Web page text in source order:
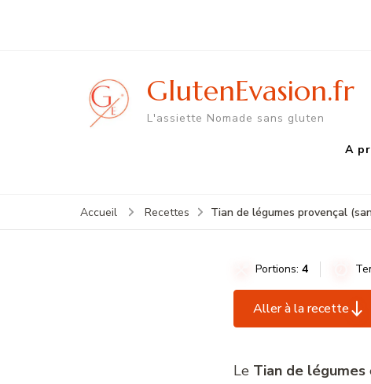
GlutenEvasion.fr
L'assiette Nomade sans gluten
A
Accueil Recettes Tian de légumes provençal
Portions: 4
Aller à la recette
Le Tian de légumes